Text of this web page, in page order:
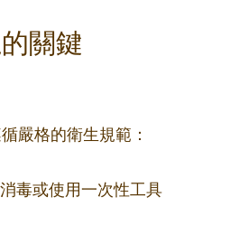
關鍵
嚴格的衛生規範：
毒或使用一次性工具